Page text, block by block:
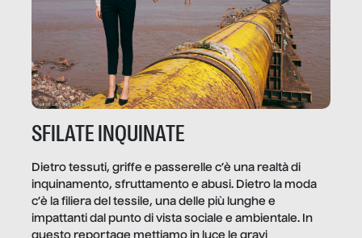
SFILATE INQUINATE
Dietro tessuti, griffe e passerelle c’è una realtà di
inquinamento, sfruttamento e abusi. Dietro la moda
c’è la filiera del tessile, una delle più lunghe e
impattanti dal punto di vista sociale e ambientale. In
questo reportage mettiamo in luce le gravi